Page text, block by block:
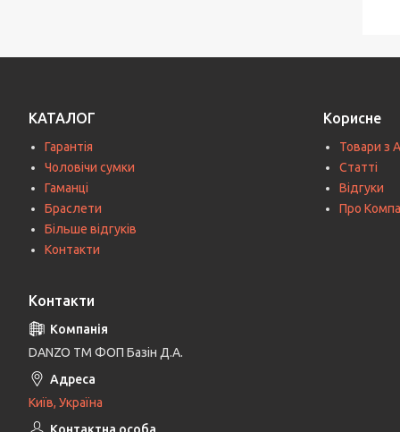
КАТАЛОГ
Гарантія
Чоловічи сумки
Гаманці
Браслети
Більше відгуків
Контакти
Корисне
Товари з
Статті
Відгуки
Про
Контакти
DANZO TM ФОП Базін Д.А.
Київ, Україна